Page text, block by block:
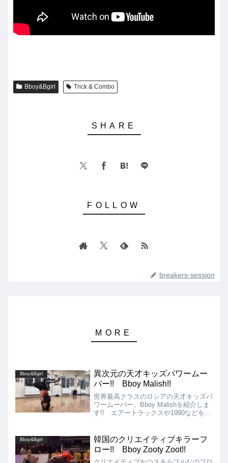
Bboy&Bgirl Trick & Combo
breakers-session
Bboy&Bgirl
異次元の天才キッズパワームー
バー!! Bboy Malish!!
世界最高クラスのロシアの天才キッズパ
ワームーバー、Bboy Malishを紹介しま
す!! エアートラックスや1990などを中
や異次元です!!
Bboy&Bgirl
韓国のクリエイティブキラーフ
ロー!! Bboy Zooty Zoot!!